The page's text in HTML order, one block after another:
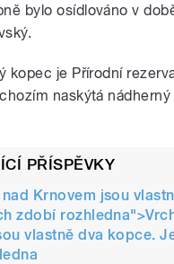
bylo osídlováno v
kopec je Přírodní
naskýtá
PŘÍSPĚVKY
Krnovem jsou
zdobí rozhledna">
vlastně dva kopce.